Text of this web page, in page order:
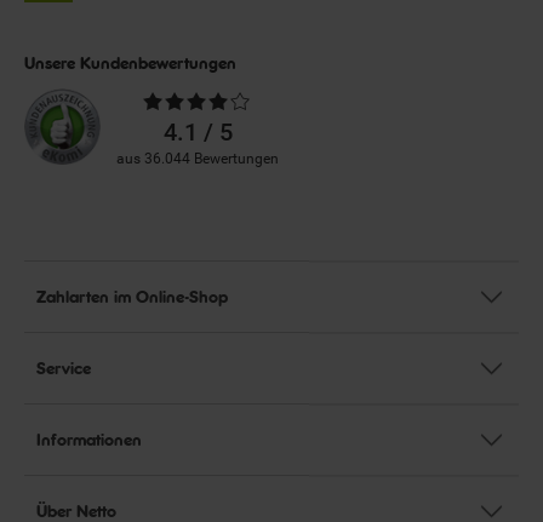
Unsere Kundenbewertungen
Durchschnittliche
Bewertungen4.1 / 5
aus 36.044 Bewertungen
Zahlarten im Online-Shop
Service
Informationen
Über Netto